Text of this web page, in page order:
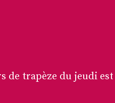
de trapèze du jeudi